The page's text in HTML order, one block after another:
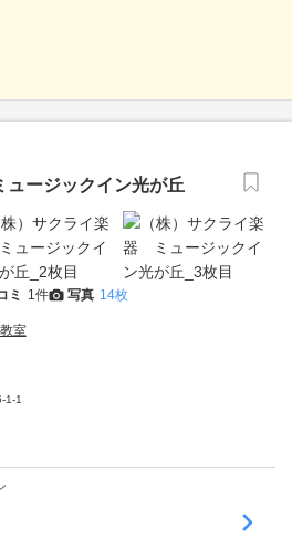
ージックイン光が丘
ミ 1件 写真 14枚
室
1-1